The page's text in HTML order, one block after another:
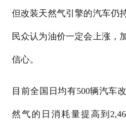
但改装天然气引擎的汽车仍
民众认为油价一定会上涨，
信心。
目前全国日均有500辆汽车
然气的日消耗量提高到